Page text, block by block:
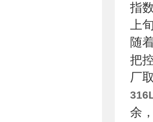
指
上
随
把
厂
余